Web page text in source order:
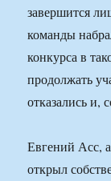
завершится
команды
конкурса в
продолжать
отказались и,
Евгений Асс,
открыл